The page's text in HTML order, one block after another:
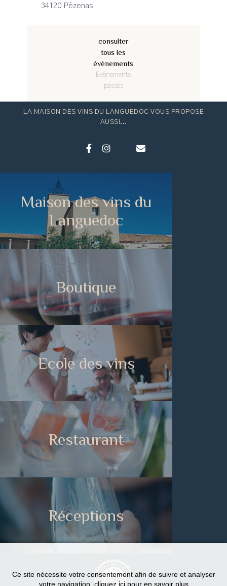
34120 Pézenas
consulter
tous les
évènements
Evénements
passés
LA MAISON DES VINS DU LANGUEDOC VOUS PROPOSE
AUSSI...
Maison des vins du
Languedoc
Boutique
Ecole des vins
Restaurant
Réceptions
Ce site nécessite votre consentement afin de suivre et analyser
votre navigation. cliquez ici pour en savoir plus